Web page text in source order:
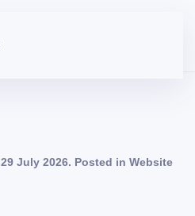
29 July 2026. Posted in Website